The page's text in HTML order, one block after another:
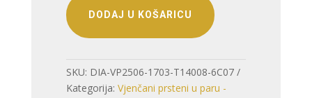
–
TRI
PUTA
IZBOR
(S
DODAJ U KOŠARICU
SKU: DIA-VP2506-1703-T14008-6C07
Kategorija: Vjenčani prsteni u paru -